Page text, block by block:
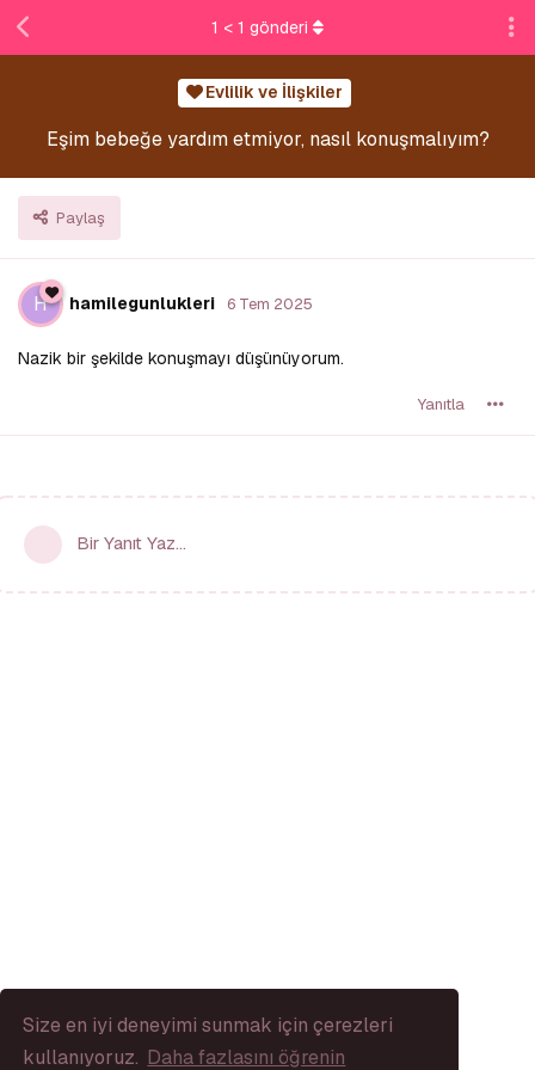
Size en iyi deneyimi sunmak için çerezleri
kullanıyoruz. Daha fazlasını öğrenin
Evlilik ve İlişkiler
Eşim bebeğe yardım etmiyor, nasıl konuşmalıyım?
Paylaş
1 < 1 gönderi
H hamilegunlukleri 6 Tem 2025
Nazik bir şekilde konuşmayı düşünüyorum.
Yanıtla
Bir Yanıt Yaz...